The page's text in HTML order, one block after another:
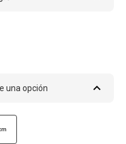
una opción keyboard_arrow_up